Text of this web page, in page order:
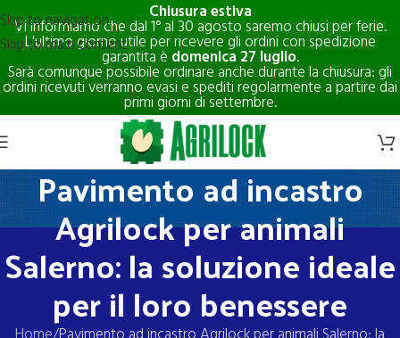
Chiusura estiva
Vi informiamo che dal 1° al 30 agosto saremo chiusi per ferie.
L'ultimo giorno utile per ricevere gli ordini con spedizione
garantita è domenica 27 luglio.
Sarà comunque possibile ordinare anche durante la chiusura: gli
ordini ricevuti verranno evasi e spediti regolarmente a partire dai
primi giorni di settembre.
Skip to navigation
Skip to main content
Pavimento ad incastro
Agrilock per animali
Salerno: la soluzione ideale
per il loro benessere